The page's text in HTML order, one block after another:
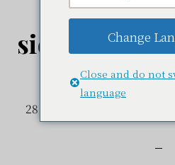
per
sicurezza
28 giugno 2023
Change
Close and do not
language